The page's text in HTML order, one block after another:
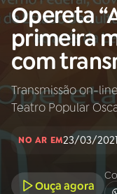
Buscar
na
Rádio
MEC
Início
INÍCIO
A RÁDIO
Opereta
primeira
com
Transmissão on-
Teatro Popular
NO AR EM23/03/
Ouça agora